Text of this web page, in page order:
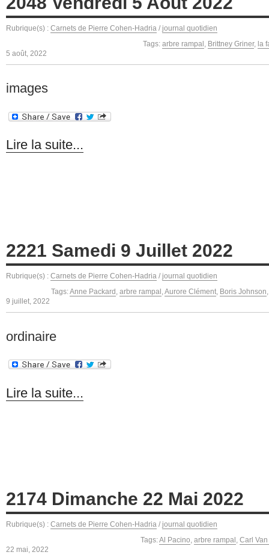
Rubrique(s) : Carnets de Pierre Cohen-Hadria / journal quotidien
Tags: arbre rampal Brittney Griner, la
5 août, 2022
images
Lire la suite...
2221 Samedi 9 Juillet 2022
Rubrique(s) : Carnets de Pierre Cohen-Hadria / journal quotidien
Tags:Anne Packard , arbre rampal ,Aurore Clément, Boris Johnson
9 juillet, 2022
ordinaire
Lire la suite...
2174 Dimanche 22 Mai 2022
Rubrique(s) : Carnets de Pierre Cohen-Hadria / journal quotidien
Tags:Al Pacino, arbre rampal , Carl
22 mai, 2022